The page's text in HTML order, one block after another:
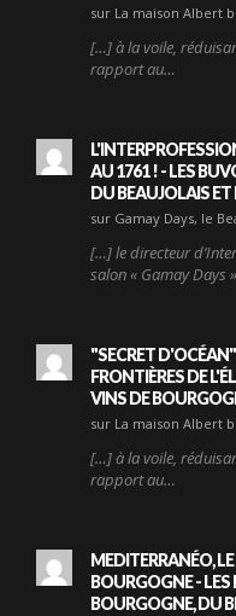
sur La maison Albert
[…] à la voile,
rapport au…
AU 1761 ! - LES
DU BEAUJOLAIS ET
sur Gamay Days, le
[…] le directeur
salon « Gamay Days
"SECRET
FRONTIÈRES DE
VINS DE
sur La maison Albert
[…] à la voile,
rapport au…
MEDITERRANÉO,
BOURGOGNE -
BOURGOGNE, DU